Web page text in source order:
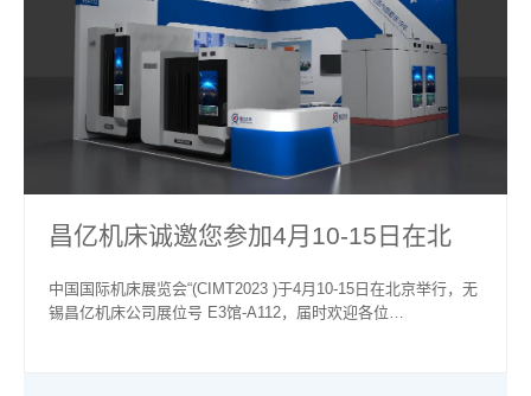
昌亿机床诚邀您参加4月10-15日在北
中国国际机床展览会“(CIMT2023 )于4月10-15日在北京举行，无
锡昌亿机床公司展位号 E3馆-A112，届时欢迎各位…